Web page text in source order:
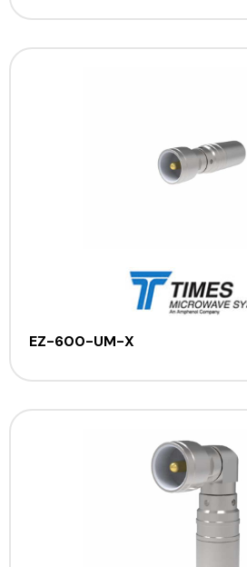
EZ-600-UM-X